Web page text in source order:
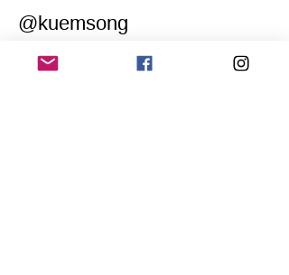
@kuemsong